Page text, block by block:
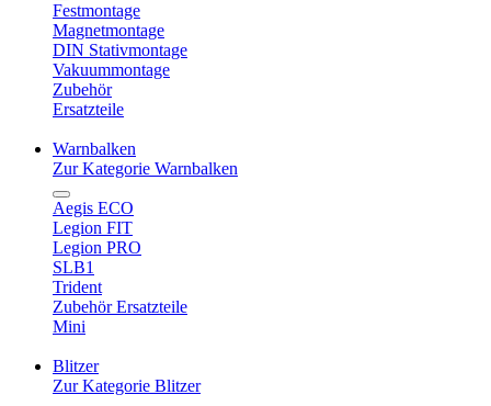
Festmontage
Magnetmontage
DIN Stativmontage
Vakuummontage
Zubehör
Ersatzteile
Warnbalken
Zur Kategorie Warnbalken
Aegis ECO
Legion FIT
Legion PRO
SLB1
Trident
Zubehör Ersatzteile
Mini
Blitzer
Zur Kategorie Blitzer